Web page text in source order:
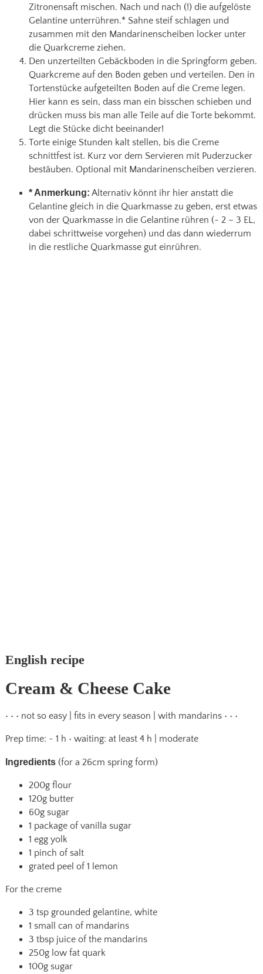
Zitronensaft mischen. Nach und nach (!) die aufgelöste
Gelantine unterrühren.* Sahne steif schlagen und
zusammen mit den Mandarinenscheiben locker unter
die Quarkcreme ziehen.
Den unzerteilten Gebäckboden in die Springform geben.
Quarkcreme auf den Boden geben und verteilen. Den in
Tortenstücke aufgeteilten Boden auf die Creme legen.
Hier kann es sein, dass man ein bisschen schieben und
drücken muss bis man alle Teile auf die Torte bekommt.
Legt die Stücke dicht beeinander!
Torte einige Stunden kalt stellen, bis die Creme
schnittfest ist. Kurz vor dem Servieren mit Puderzucker
bestäuben. Optional mit Mandarinenscheiben verzieren.
* Anmerkung: Alternativ könnt ihr hier anstatt die
Gelantine gleich in die Quarkmasse zu geben, erst etwas
von der Quarkmasse in die Gelantine rühren (~ 2 – 3 EL,
dabei schrittweise vorgehen) und das dann wiederrum
in die restliche Quarkmasse gut einrühren.
English recipe
Cream & Cheese Cake
• • • not so easy | fits in every season | with mandarins • • •
Prep time: ~ 1 h • waiting: at least 4 h | moderate
Ingredients (for a 26cm spring form)
200g flour
120g butter
60g sugar
1 package of vanilla sugar
1 egg yolk
1 pinch of salt
grated peel of 1 lemon
For the creme
3 tsp grounded gelantine, white
1 small can of mandarins
3 tbsp juice of the mandarins
250g low fat quark
100g sugar